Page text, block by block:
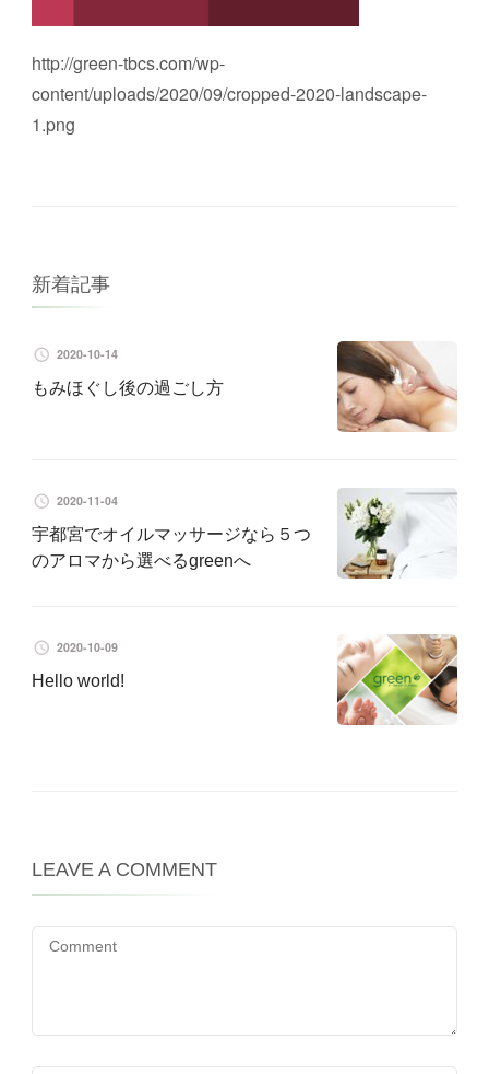
http://green-tbcs.com/wp-
content/uploads/2020/09/cropped-2020-landscape-
1.png
新着記事
2020-10-14
もみほぐし後の過ごし方
2020-11-04
宇都宮でオイルマッサージなら５つ
のアロマから選べるgreenへ
2020-10-09
Hello world!
LEAVE A COMMENT